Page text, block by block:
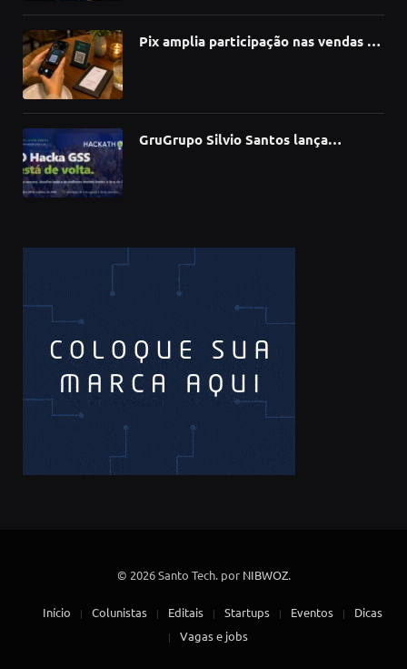
Pix amplia participação nas vendas de
GruGrupo Silvio Santos lança
© 2026 Santo Tech. por NIBWOZ.
Início Colunistas Editais Startups Eventos
Dicas
Vagas e jobs